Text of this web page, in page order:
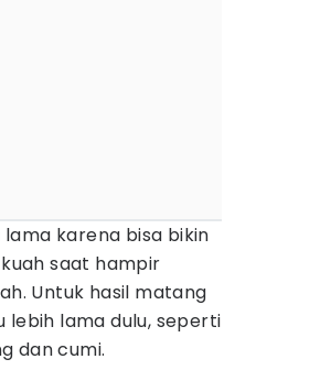
karena bisa bikin
saat hampir
Untuk hasil matang
lebih lama dulu, seperti
dan cumi.